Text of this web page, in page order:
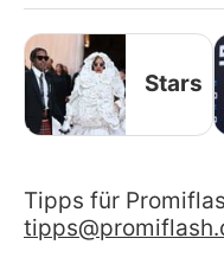
Stars
Tipps für